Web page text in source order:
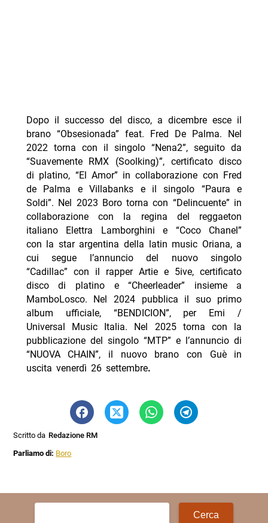
Dopo il successo del disco, a dicembre esce il
brano “Obsesionada” feat. Fred De Palma. Nel
2022 torna con il singolo “Nena2”, seguito da
“Suavemente RMX (Soolking)”, certificato disco
di platino, “El Amor” in collaborazione con Fred
de Palma e Villabanks e il singolo “Paura e
Soldi”. Nel 2023 Boro torna con “Delincuente” in
collaborazione con la regina del reggaeton
italiano Elettra Lamborghini e “Coco Chanel”
con la star argentina della latin music Oriana, a
cui segue l’annuncio del nuovo singolo
“Cadillac” con il rapper Artie e 5ive, certificato
disco di platino e “Cheerleader” insieme a
MamboLosco. Nel 2024 pubblica il suo primo
album ufficiale, “BENDICION”, per Emi /
Universal Music Italia. Nel 2025 torna con la
pubblicazione del singolo “MTP” e l’annuncio di
“NUOVA CHAIN”, il nuovo brano con Guè in
uscita venerdì 26 settembre.
Scritto da Redazione RM
Parliamo di: Boro
Ricerca